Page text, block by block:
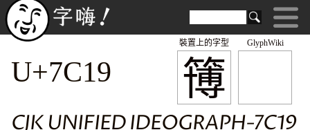
GlyphWiki
簙
裝置上的字型
U+7C19
CJK UNIFIED IDEOGRAPH-7C19